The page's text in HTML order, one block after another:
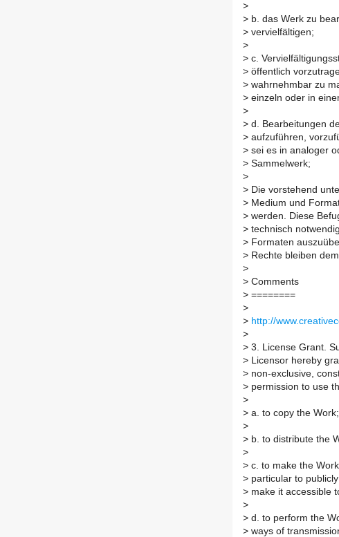
>
> b. das Werk zu
> vervielfältigen;
>
> c.
> öffentlich
> wahrnehmbar zu
> einzeln oder in
>
> d. Bearbeitungen
> aufzuführen,
> sei es in analoger
> Sammelwerk;
>
> Die vorstehend
> Medium und
> werden. Diese
> technisch
> Formaten
> Rechte bleiben
>
> Comments
> ========
>
> http://
>
> 3. License Grant.
> Licensor hereby
> non-exclusive,
> permission to use
>
> a. to copy the Work;
>
> b. to distribute the
>
> c. to make the
> particular to
> make it accessible
>
> d. to perform the
> ways of